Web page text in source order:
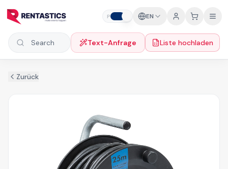
P EN
Search products Text-Anfrage Liste hochladen
Zurück